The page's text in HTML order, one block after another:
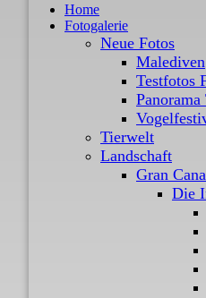
Home
Fotogalerie
Neue Fotos
Malediven
Testfotos
Panorama
Tierwelt
Landschaft
Gran
Die